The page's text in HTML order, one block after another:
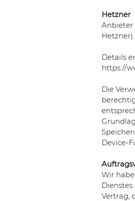
Hetzner
Anbieter
Hetzner).
Details
https://
Die
Device-
Wir
Vertrag,